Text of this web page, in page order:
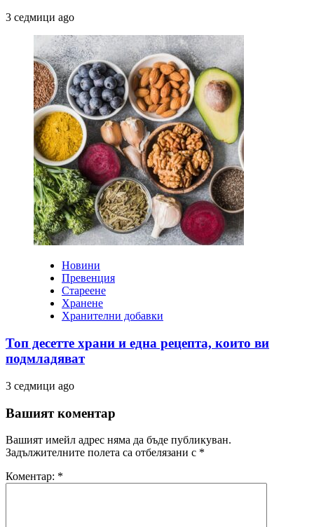
3 седмици ago
Новини
Превенция
Стареене
Хранене
Хранителни добавки
Топ десетте храни и една рецепта, които ви
подмладяват
3 седмици ago
Вашият коментар
Вашият имейл адрес няма да бъде публикуван.
Задължителните полета са отбелязани с *
Коментар: *